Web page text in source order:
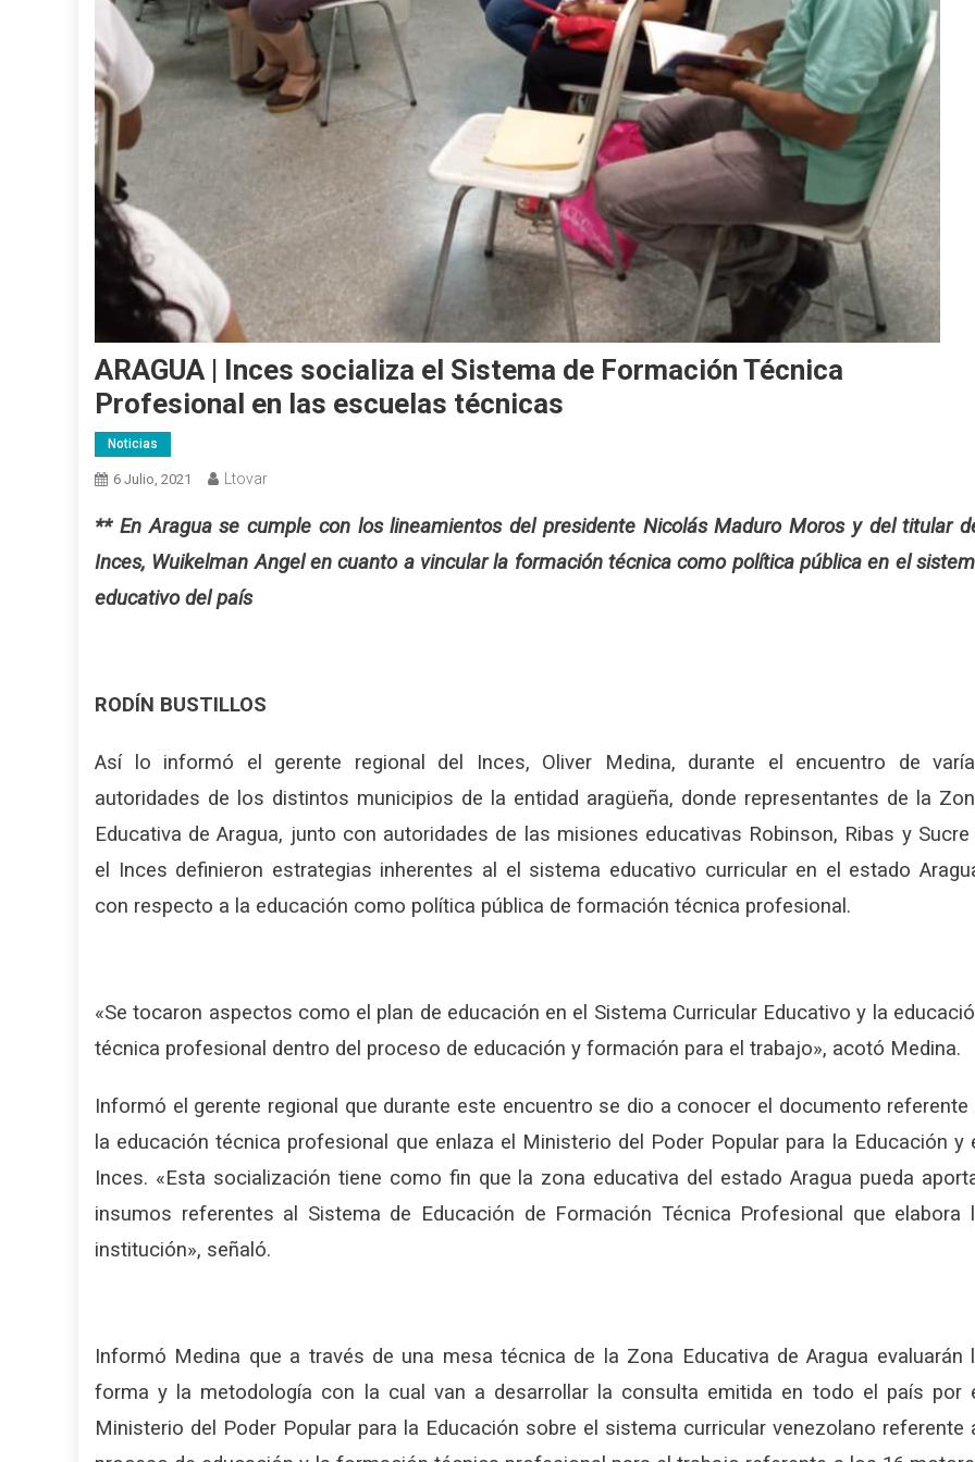
ARAGUA | Inces socializa el Sistema de Formación Técnica
Profesional en las escuelas técnicas
Noticias
6 Julio, 2021 Ltovar
** En Aragua se cumple con los lineamientos del presidente Nicolás Maduro Moros y del titular
Inces, Wuikelman Angel en cuanto a vincular la formación técnica como política pública en el
educativo del país
RODÍN BUSTILLOS
Así lo informó el gerente regional del Inces, Oliver Medina, durante el encuentro de
autoridades de los distintos municipios de la entidad aragüeña, donde representantes de la
Educativa de Aragua, junto con autoridades de las misiones educativas Robinson, Ribas y Sucre
el Inces definieron estrategias inherentes al el sistema educativo curricular en el estado
con respecto a la educación como política pública de formación técnica profesional.
«Se tocaron aspectos como el plan de educación en el Sistema Curricular Educativo y la
técnica profesional dentro del proceso de educación y formación para el trabajo», acotó Medina.
Informó el gerente regional que durante este encuentro se dio a conocer el documento referente
la educación técnica profesional que enlaza el Ministerio del Poder Popular para la Educación y
Inces. «Esta socialización tiene como fin que la zona educativa del estado Aragua pueda
insumos referentes al Sistema de Educación de Formación Técnica Profesional que elabora
institución», señaló.
Informó Medina que a través de una mesa técnica de la Zona Educativa de Aragua evaluarán
forma y la metodología con la cual van a desarrollar la consulta emitida en todo el país por
Ministerio del Poder Popular para la Educación sobre el sistema curricular venezolano referente